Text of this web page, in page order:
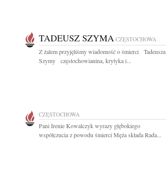
TADEUSZ SZYMA CZĘSTOCHOWA
Z żalem przyjęliśmy wiadomość o śmierci Tadeusza
Szymy częstochowianina, krytyka i...
CZĘSTOCHOWA
Pani Irenie Kowalczyk wyrazy głębokiego
współczucia z powodu śmierci Męża składa Rada...